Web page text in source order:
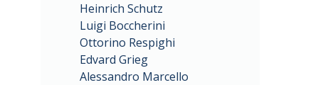
Heinrich Schutz
Luigi Boccherini
Ottorino Respighi
Edvard Grieg
Alessandro Marcello